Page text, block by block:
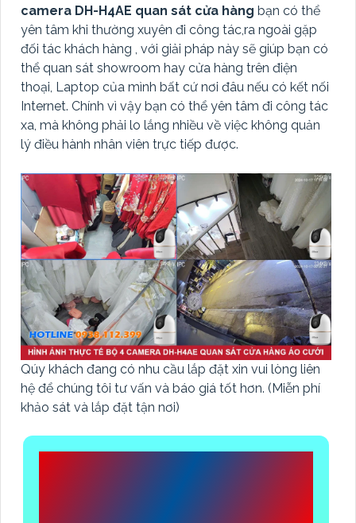
camera DH-H4AE quan sát cửa hàng bạn có thể
yên tâm khi thường xuyên đi công tác,ra ngoài gặp
đối tác khách hàng , với giải pháp này sẽ giúp bạn có
thể quan sát showroom hay cửa hàng trên điện
thoại, Laptop của mình bất cứ nơi đâu nếu có kết nối
Internet. Chính vì vậy bạn có thể yên tâm đi công tác
xa, mà không phải lo lắng nhiều về việc không quản
lý điều hành nhân viên trực tiếp được.
Qúy khách đang có nhu cầu lắp đặt xin vui lòng liên
hệ để chúng tôi tư vấn và báo giá tốt hơn. (Miễn phí
khảo sát và lắp đặt tận nơi)